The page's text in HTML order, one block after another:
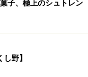
内容をご確認くださ
たは記事公開時点で
子、極上のシュトレン
野】